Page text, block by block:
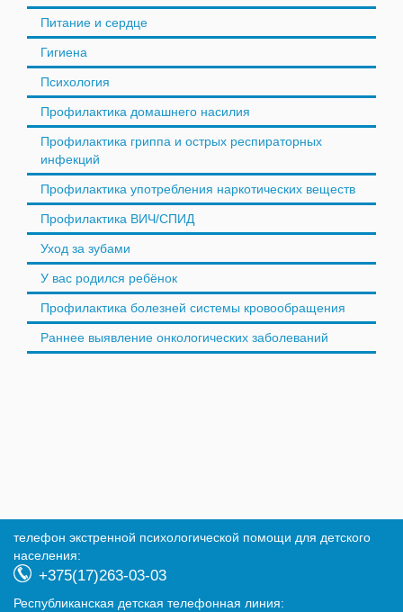
Питание и сердце
Гигиена
Психология
Профилактика домашнего насилия
Профилактика гриппа и острых респираторных
инфекций
Профилактика употребления наркотических веществ
Профилактика ВИЧ/СПИД
Уход за зубами
У вас родился ребёнок
Профилактика болезней системы кровообращения
Раннее выявление онкологических заболеваний
телефон экстренной психологической помощи для детского
населения:
+375(17)263-03-03
Республиканская детская телефонная линия: